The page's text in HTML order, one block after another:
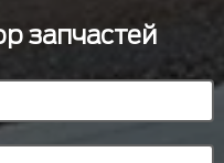
запчастей